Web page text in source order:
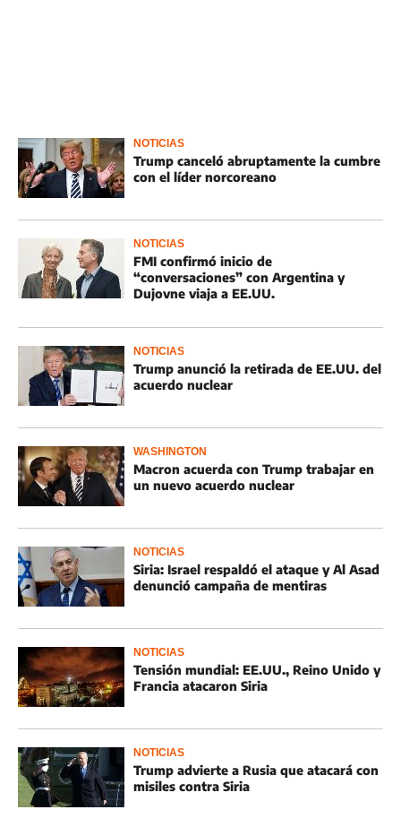
NOTICIAS
Trump canceló abruptamente la cumbre
con el líder norcoreano
NOTICIAS
FMI confirmó inicio de
“conversaciones” con Argentina y
Dujovne viaja a EE.UU.
NOTICIAS
Trump anunció la retirada de EE.UU. del
acuerdo nuclear
WASHINGTON
Macron acuerda con Trump trabajar en
un nuevo acuerdo nuclear
NOTICIAS
Siria: Israel respaldó el ataque y Al Asad
denunció campaña de mentiras
NOTICIAS
Tensión mundial: EE.UU., Reino Unido y
Francia atacaron Siria
NOTICIAS
Trump advierte a Rusia que atacará con
misiles contra Siria